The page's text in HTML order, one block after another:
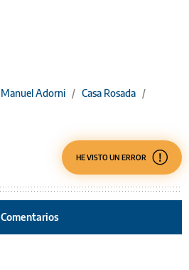
Manuel Adorni / Casa Rosada /
HE VISTO UN ERROR
Comentarios